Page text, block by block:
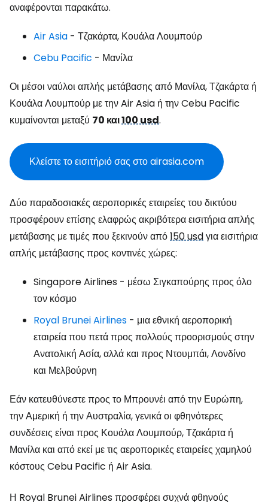
αναφέρονται παρακάτω.
Air Asia - Τζακάρτα, Κουάλα Λουμπούρ
Cebu Pacific - Μανίλα
Οι μέσοι ναύλοι απλής μετάβασης από Μανίλα, Τζακάρτα ή
Κουάλα Λουμπούρ με την Air Asia ή την Cebu Pacific
κυμαίνονται μεταξύ 70 και100 usd.
Κλείστε το εισιτήριό σας στο airasia.com
Δύο παραδοσιακές αεροπορικές εταιρείες του δικτύου
προσφέρουν επίσης ελαφρώς ακριβότερα εισιτήρια απλής
μετάβασης με τιμές που ξεκινούν από150 usdγια εισιτήρια
απλής μετάβασης προς κοντινές χώρες:
Singapore Airlines - μέσω Σιγκαπούρης προς όλο
τον κόσμο
Royal Brunei Airlines - μια εθνική αεροπορική
εταιρεία που πετά προς πολλούς προορισμούς στην
Ανατολική Ασία, αλλά και προς Ντουμπάι, Λονδίνο
και Μελβούρνη
Εάν κατευθύνεστε προς το Μπρουνέι από την Ευρώπη,
την Αμερική ή την Αυστραλία, γενικά οι φθηνότερες
συνδέσεις είναι προς Κουάλα Λουμπούρ, Τζακάρτα ή
Μανίλα και από εκεί με τις αεροπορικές εταιρείες χαμηλού
κόστους Cebu Pacific ή Air Asia.
Η Royal Brunei Airlines προσφέρει συχνά φθηνούς